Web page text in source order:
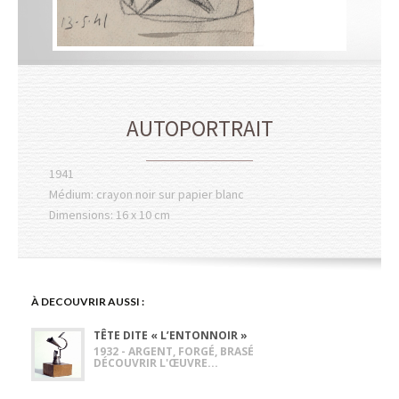
AUTOPORTRAIT
1941
Médium: crayon noir sur papier blanc
Dimensions: 16 x 10 cm
À DECOUVRIR AUSSI :
TÊTE DITE « L’ENTONNOIR »
1932 - ARGENT, FORGÉ, BRASÉ
DÉCOUVRIR L'ŒUVRE...